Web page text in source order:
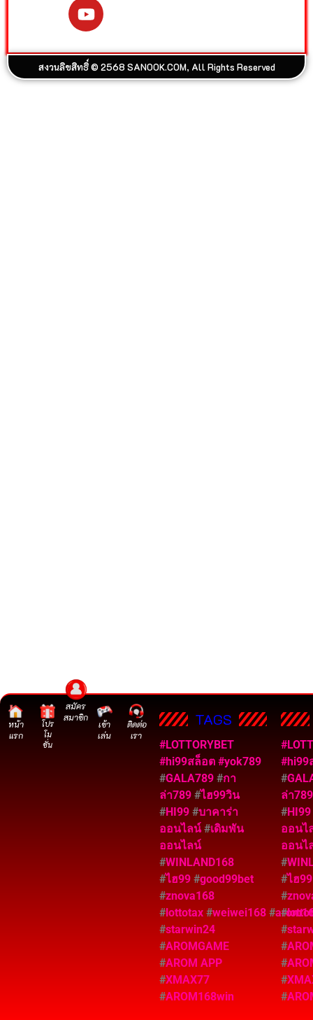
สมัครสมาชิก
หน้า
แรก
โปร
โม
ชั่น
สมัคร
สมาชิก
เข้า
เล่น
ติดต่อ
เรา
TAGS
#LOTTORYBET
#hi99สล็อต #yok789
#GALA789 #กา
ล่า789 #ไฮ99วิน
#HI99 #บาคาร่า
ออนไลน์#เดิมพัน
ออนไลน์
#WINLAND168
#ไฮ99 #good99bet
#znova168
#lottotax#weiwei168#
#starwin24
#AROMGAME
#AROM APP
#XMAX77
#AROM168win
#hi99
#
ล่า
#
ออน
ออนไ
#
#ไฮ
#
#
#
#
#
#
#
สงวนลิขสิทธิ์ © 2568 SANOOK.COM, All Rights Reserved